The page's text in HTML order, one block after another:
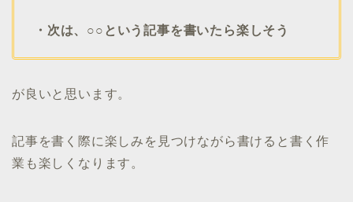
・次は、○○という記事を書いたら楽しそう
が良いと思います。
記事を書く際に楽しみを見つけながら書けると書く作
業も楽しくなります。